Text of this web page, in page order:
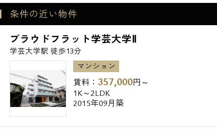
図書館
◆目黒区立目黒本町図書館‥418m
銀行
◆さわやか信用金庫‥448m
◆ゆうちょ銀行‥559m
◆三菱東京UFJ銀行‥727m
公園
条件の近い物件
プラウドフラット学芸大学Ⅱ
学芸大学駅 徒歩13分
マンション
賃料： 357,000円～
1K～2LDK
2015年09月築